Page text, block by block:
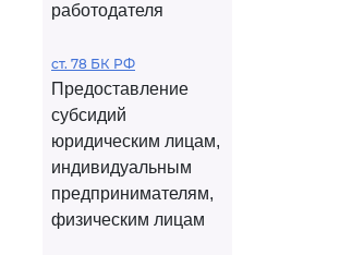
работодателя
ст. 78 БК РФ
Предоставление
субсидий
юридическим лицам,
индивидуальным
предпринимателям,
физическим лицам